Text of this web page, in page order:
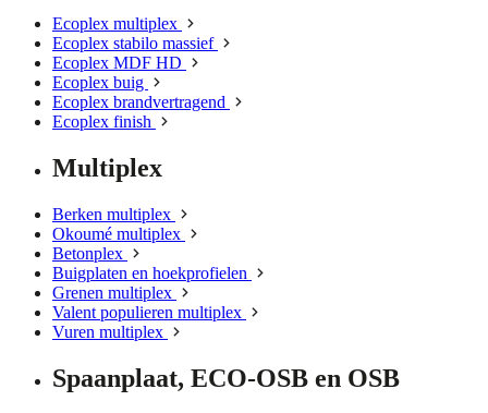
Ecoplex multiplex
Ecoplex stabilo massief
Ecoplex MDF HD
Ecoplex buig
Ecoplex brandvertragend
Ecoplex finish
Multiplex
Berken multiplex
Okoumé multiplex
Betonplex
Buigplaten en hoekprofielen
Grenen multiplex
Valent populieren multiplex
Vuren multiplex
Spaanplaat, ECO-OSB en OSB